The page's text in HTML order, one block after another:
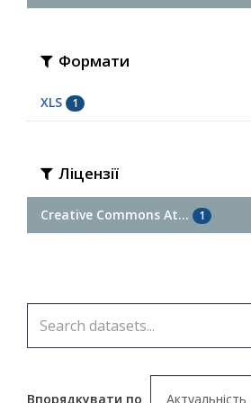
Формати
XLS 1
Ліцензії
Creative Commons At... 1
Впорядкувати по